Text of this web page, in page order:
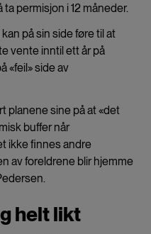
permisjon i 12 måneder.
på sin side føre til at
vente inntil ett år på
«feil» side av
planene sine på at «det
buffer når
ikke finnes andre
av foreldrene blir hjemme
helt likt